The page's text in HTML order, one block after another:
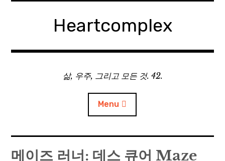
Heartcomplex
삶, 우주, 그리고 모든 것. 42.
Menu
홈
메이즈 러너: 데스 큐어 Maze